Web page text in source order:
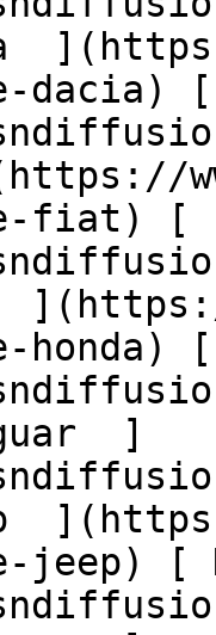
dacia)
fiat) [
honda)
]
jeep)